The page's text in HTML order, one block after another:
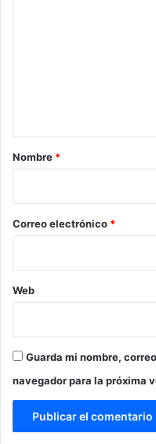
r
*
Nombre *
Correo electrónico *
Web
Guarda mi nombre,
navegador para la próxima